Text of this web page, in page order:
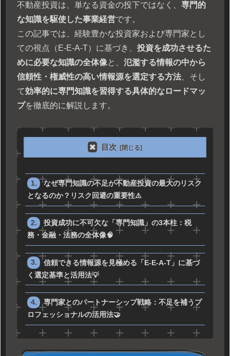
不動産投資は、単なる資金の投下ではなく、 専門的
な知識を駆使した事業経営です。
この記事では、経験豊かな投資家および専門家とし
ての視点（E-E-A-T）に基づき、 投資を成功させるた
めに必要な知識の全体像 と、 氾濫する情報の中から
信頼性・権威性の高い情報源を選定する方法 、そし
て効率的に専門知識を習得する具体的なロードマッ
プを徹底的に解説します。
目次
なぜ専門知識の不足が不動産投資の最大のリスク
となるのか？リスク回避の重要性⚠️
投資成功に不可欠な「専門知識」の3本柱：税
務・金融・法務の全体像🧠
信頼できる情報源を見極める「E-E-A-T」に基づ
く選定基準と活用法💡
専門家とのパートナーシップ戦略：不足を補うプ
ロフェッショナルの活用法🤝